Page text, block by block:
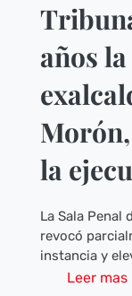
años
la
La Sala Penal
revocó
instancia y
Leer mas